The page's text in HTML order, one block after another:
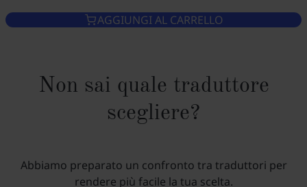
AGGIUNGI AL CARRELLO
Non sai quale traduttore
scegliere?
Abbiamo preparato un confronto tra traduttori per
rendere più facile la tua scelta.